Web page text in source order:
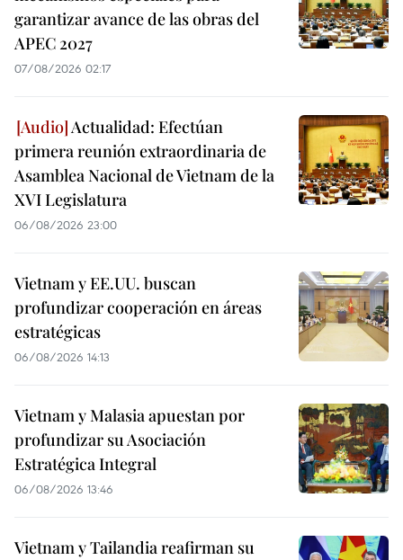
garantizar avance de las obras del
APEC 2027
07/08/2026 02:17
Actualidad: Efectúan
primera reunión extraordinaria de
Asamblea Nacional de Vietnam de la
XVI Legislatura
06/08/2026 23:00
Vietnam y EE.UU. buscan
profundizar cooperación en áreas
estratégicas
06/08/2026 14:13
Vietnam y Malasia apuestan por
profundizar su Asociación
Estratégica Integral
06/08/2026 13:46
Vietnam y Tailandia reafirman su